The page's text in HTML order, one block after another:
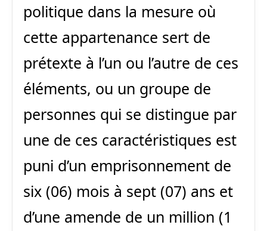
politique dans la mesure où
cette appartenance sert de
prétexte à l’un ou l’autre de ces
éléments, ou un groupe de
personnes qui se distingue par
une de ces caractéristiques est
puni d’un emprisonnement de
six (06) mois à sept (07) ans et
d’une amende de un million (1